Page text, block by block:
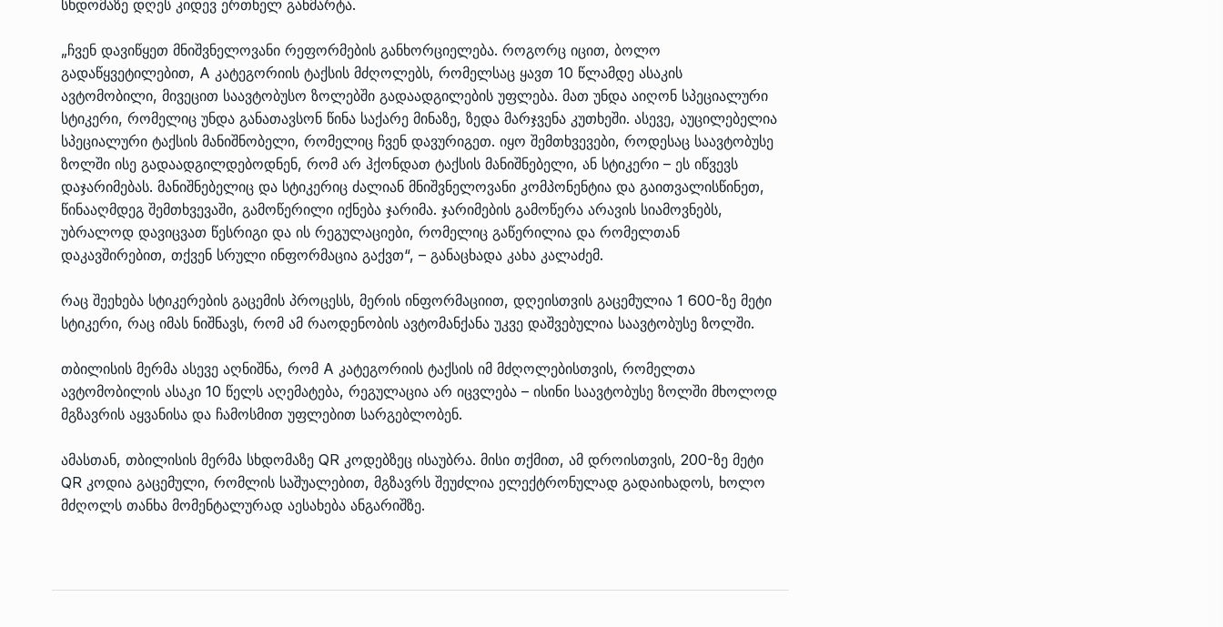
სხდომაზე დღეს კიდევ ერთხელ განმარტა.
„ჩვენ დავიწყეთ მნიშვნელოვანი რეფორმების განხორციელება. როგორც იცით, ბოლო
გადაწყვეტილებით, A კატეგორიის ტაქსის მძღოლებს, რომელსაც ყავთ 10 წლამდე ასაკის
ავტომობილი, მივეცით საავტობუსო ზოლებში გადაადგილების უფლება. მათ უნდა აიღონ სპეციალური
სტიკერი, რომელიც უნდა განათავსონ წინა საქარე მინაზე, ზედა მარჯვენა კუთხეში. ასევე, აუცილებელია
სპეციალური ტაქსის მანიშნობელი, რომელიც ჩვენ დავურიგეთ. იყო შემთხვევები, როდესაც საავტობუსე
ზოლში ისე გადაადგილდებოდნენ, რომ არ ჰქონდათ ტაქსის მანიშნებელი, ან სტიკერი – ეს იწვევს
დაჯარიმებას. მანიშნებელიც და სტიკერიც ძალიან მნიშვნელოვანი კომპონენტია და გაითვალისწინეთ,
წინააღმდეგ შემთხვევაში, გამოწერილი იქნება ჯარიმა. ჯარიმების გამოწერა არავის სიამოვნებს,
უბრალოდ დავიცვათ წესრიგი და ის რეგულაციები, რომელიც გაწერილია და რომელთან
დაკავშირებით, თქვენ სრული ინფორმაცია გაქვთ“, – განაცხადა კახა კალაძემ.
რაც შეეხება სტიკერების გაცემის პროცესს, მერის ინფორმაციით, დღეისთვის გაცემულია 1 600-ზე მეტი
სტიკერი, რაც იმას ნიშნავს, რომ ამ რაოდენობის ავტომანქანა უკვე დაშვებულია საავტობუსე ზოლში.
თბილისის მერმა ასევე აღნიშნა, რომ A კატეგორიის ტაქსის იმ მძღოლებისთვის, რომელთა
ავტომობილის ასაკი 10 წელს აღემატება, რეგულაცია არ იცვლება – ისინი საავტობუსე ზოლში მხოლოდ
მგზავრის აყვანისა და ჩამოსმით უფლებით სარგებლობენ.
ამასთან, თბილისის მერმა სხდომაზე QR კოდებზეც ისაუბრა. მისი თქმით, ამ დროისთვის, 200-ზე მეტი
QR კოდია გაცემული, რომლის საშუალებით, მგზავრს შეუძლია ელექტრონულად გადაიხადოს, ხოლო
მძღოლს თანხა მომენტალურად აესახება ანგარიშზე.